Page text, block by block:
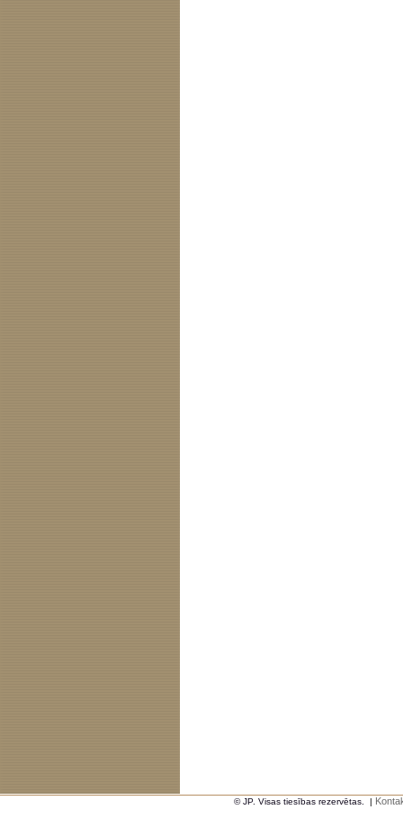
© JP. Visas tiesības rezervētas. |